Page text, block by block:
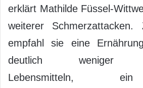
erklärt Mathilde Füssel-
weiterer Schmerzattacken.
empfahl sie eine
deutlich weniger
Lebensmitteln,